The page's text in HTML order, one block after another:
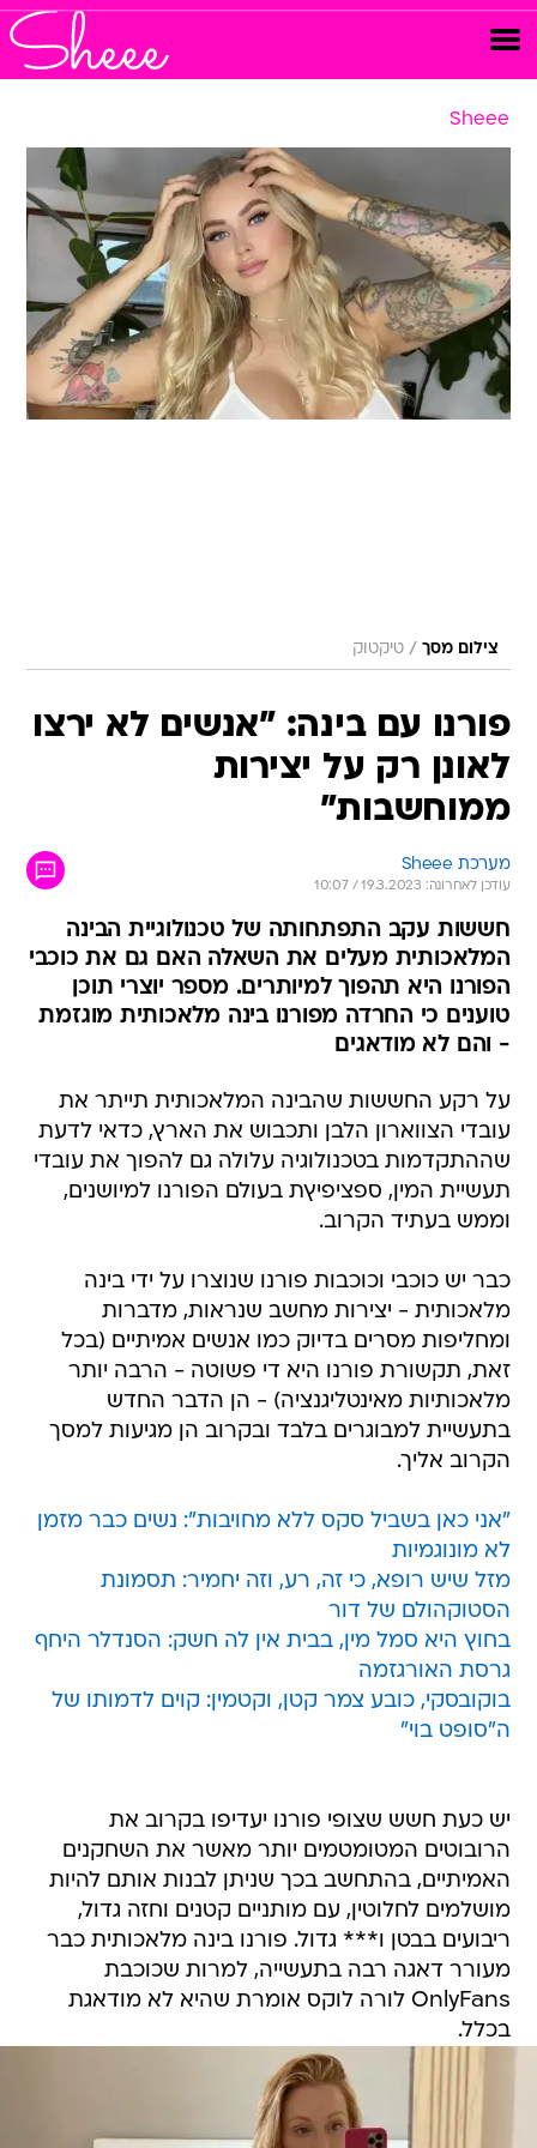
Sheee
צילום מסך / טיקטוק
פורנו עם בינה: "אנשים לא ירצו
לאונן רק על יצירות
ממוחשבות"
מערכת Sheee
עודכן לאחרונה: 19.3.2023 / 10:07
חששות עקב התפתחותה של טכנולוגיית הבינה
המלאכותית מעלים את השאלה האם גם את כוכבי
הפורנו היא תהפוך למיותרים. מספר יוצרי תוכן
טוענים כי החרדה מפורנו בינה מלאכותית מוגזמת
- והם לא מודאגים
על רקע החששות שהבינה המלאכותית תייתר את
עובדי הצווארון הלבן ותכבוש את הארץ, כדאי לדעת
שההתקדמות בטכנולוגיה עלולה גם להפוך את עובדי
תעשיית המין, ספציפיץת בעולם הפורנו למיושנים,
וממש בעתיד הקרוב.
כבר יש כוכבי וכוכבות פורנו שנוצרו על ידי בינה
מלאכותית - יצירות מחשב שנראות, מדברות
ומחליפות מסרים בדיוק כמו אנשים אמיתיים (בכל
זאת, תקשורת פורנו היא די פשוטה - הרבה יותר
מלאכותיות מאינטליגנציה) - הן הדבר החדש
בתעשיית למבוגרים בלבד ובקרוב הן מגיעות למסך
הקרוב אליך.
"אני כאן בשביל סקס ללא מחויבות": נשים כבר מזמן
לא מונוגמיות
מזל שיש רופא, כי זה, רע, וזה יחמיר: תסמונת
הסטוקהולם של דור
בחוץ היא סמל מין, בבית אין לה חשק: הסנדלר היחף
גרסת האורגזמה
בוקובסקי, כובע צמר קטן, וקטמין: קוים לדמותו של
ה"סופט בוי"
יש כעת חשש שצופי פורנו יעדיפו בקרוב את
הרובוטים המטומטמים יותר מאשר את השחקנים
האמיתיים, בהתחשב בכך שניתן לבנות אותם להיות
מושלמים לחלוטין, עם מותניים קטנים וחזה גדול,
ריבועים בבטן ו*** גדול. פורנו בינה מלאכותית כבר
מעורר דאגה רבה בתעשייה, למרות שכוכבת
OnlyFans לורה לוקס אומרת שהיא לא מודאגת
בכלל.